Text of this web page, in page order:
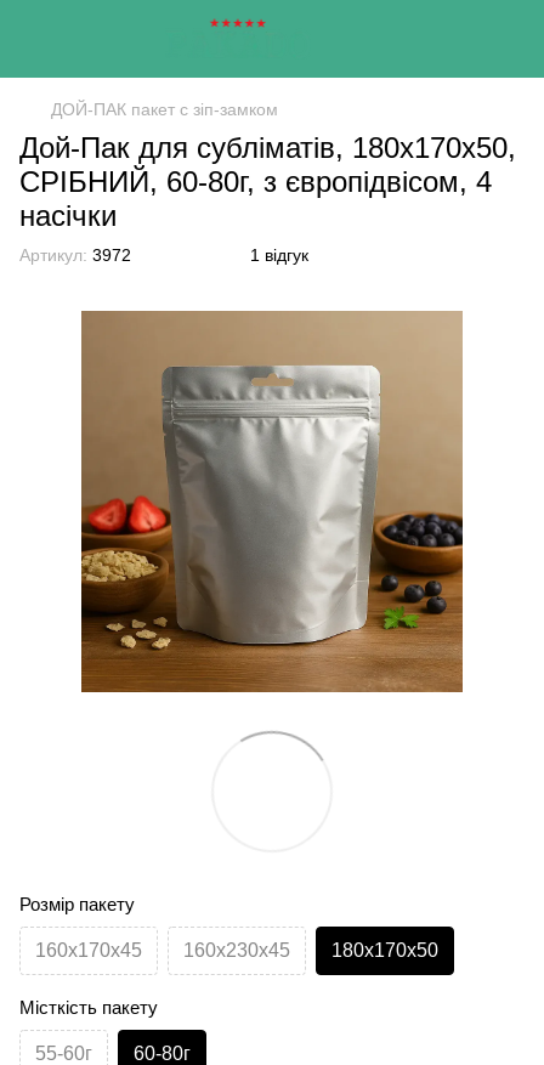
ДОЙ-ПАК пакет с зіп-замком
Дой-Пак для субліматів, 180х170х50,
СРІБНИЙ, 60-80г, з європідвісом, 4
насічки
Артикул: 3972 1 відгук
Розмір пакету
160х170х45 160х230х45 180х170х50
Місткість пакету
55-60г 60-80г